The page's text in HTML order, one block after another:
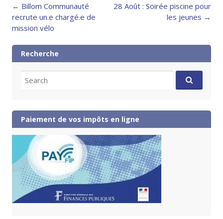
Post
navigation
← Billom Communauté
recrute un.e chargé.e de
mission vélo
28 Août : Soirée piscine pour
les jeunes →
Recherche
for:
Paiement de vos impôts en ligne